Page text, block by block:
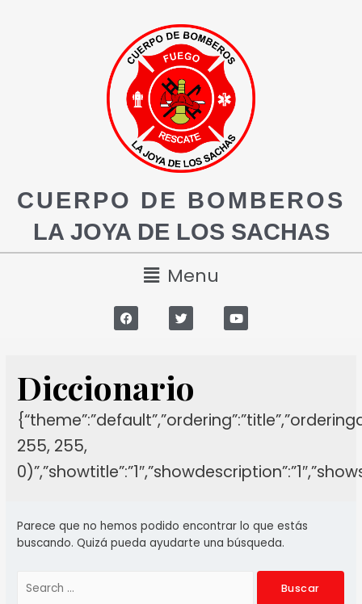
CUERPO DE BOMBEROS
LA JOYA DE LOS SACHAS
Menu
Diccionario
255, 255,
Parece que no hemos podido encontrar lo que estás
buscando. Quizá pueda ayudarte una búsqueda.